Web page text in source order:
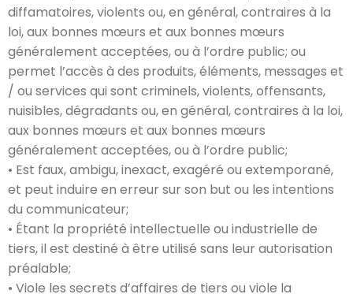
diffamatoires, violents ou, en général, contraires à la
loi, aux bonnes mœurs et aux bonnes mœurs
généralement acceptées, ou à l’ordre public; ou
permet l’accès à des produits, éléments, messages et
/ ou services qui sont criminels, violents, offensants,
nuisibles, dégradants ou, en général, contraires à la loi,
aux bonnes mœurs et aux bonnes mœurs
généralement acceptées, ou à l’ordre public;
• Est faux, ambigu, inexact, exagéré ou extemporané,
et peut induire en erreur sur son but ou les intentions
du communicateur;
• Étant la propriété intellectuelle ou industrielle de
tiers, il est destiné à être utilisé sans leur autorisation
préalable;
• Viole les secrets d’affaires de tiers ou viole la